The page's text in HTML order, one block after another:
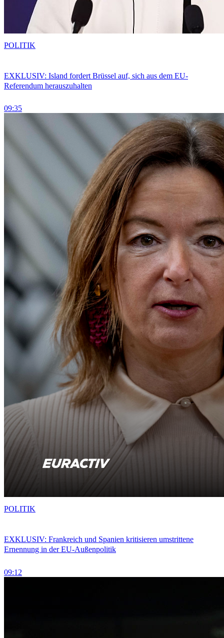
EXKLUSIV: Island fordert Brüssel auf, sich aus dem EU-
Referendum herauszuhalten
09:35
POLITIK
EXKLUSIV: Frankreich und Spanien kritisieren umstrittene
Ernennung in der EU-Außenpolitik
09:12
POLITIK